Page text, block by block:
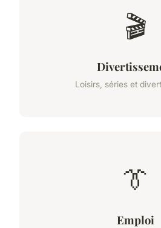
🎬
Loisirs, séries et
👔
Emploi